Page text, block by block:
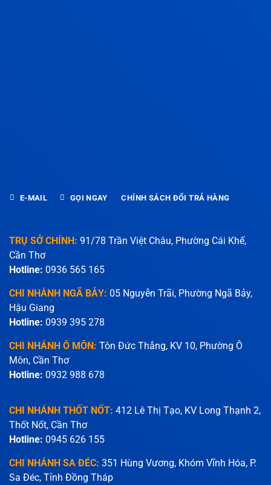
TRỤ SỞ CHÍNH: 91/78 Trần Việt Châu, Phường Cái Khế,
Cần Thơ
Hotline: 0936 565 165
CHI NHÁNH NGÃ BẢY: 05 Nguyễn Trãi, Phường Ngã Bảy,
Hậu Giang
Hotline: 0939 395 278
CHI NHÁNH Ô MÔN: Tôn Đức Thắng, KV 10, Phường Ô
Môn, Cần Thơ
Hotline: 0932 988 678
CHI NHÁNH THỐT NỐT: 412 Lê Thị Tạo, KV Long Thạnh 2,
Thốt Nốt, Cần Thơ
Hotline: 0945 626 155
CHI NHÁNH SA ĐÉC: 351 Hùng Vương, Khóm Vĩnh Hóa, P.
Sa Đéc, Tỉnh Đồng Tháp
E-MAIL GỌI NGAY CHÍNH SÁCH ĐỔI TRẢ HÀNG